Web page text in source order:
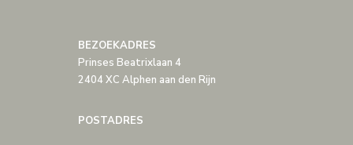
BEZOEKADRES
Prinses Beatrixlaan 4
2404 XC Alphen aan den Rijn
POSTADRES